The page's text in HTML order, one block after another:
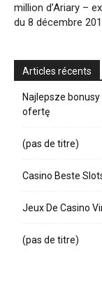
million d’Ariary –
du 8 décembre
Articles récents
Najlepsze
ofertę
(pas de titre)
Casino Beste
Jeux De Casino
(pas de titre)